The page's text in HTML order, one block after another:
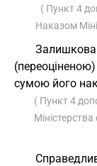
( Пункт 4
Наказом
сумою його
( Пункт 4
Міністерства